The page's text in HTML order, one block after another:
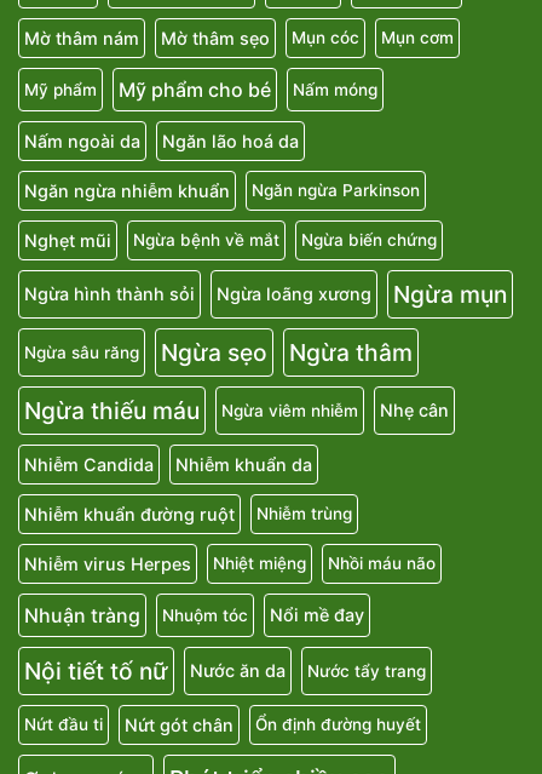
Mờ thâm nám Mờ thâm sẹo Mụn cóc Mụn cơm
Mỹ phẩm Mỹ phẩm cho bé Nấm móng
Nấm ngoài da Ngăn lão hoá da
Ngăn ngừa nhiễm khuẩn Ngăn ngừa Parkinson
Nghẹt mũi Ngừa bệnh về mắt Ngừa biến chứng
Ngừa hình thành sỏi Ngừa loãng xương Ngừa mụn
Ngừa sâu răng Ngừa sẹo
Ngừa thâm
Ngừa thiếu máu
Ngừa viêm nhiễm Nhẹ cân
Nhiễm Candida Nhiễm khuẩn da
Nhiễm khuẩn đường ruột Nhiễm trùng
Nhiễm virus Herpes Nhiệt miệng Nhồi máu não
Nhuận tràng Nhuộm tóc Nổi mề đay
Nội tiết tố nữ Nước ăn da Nước tẩy trang
Nứt đầu ti Nứt gót chân Ổn định đường huyết